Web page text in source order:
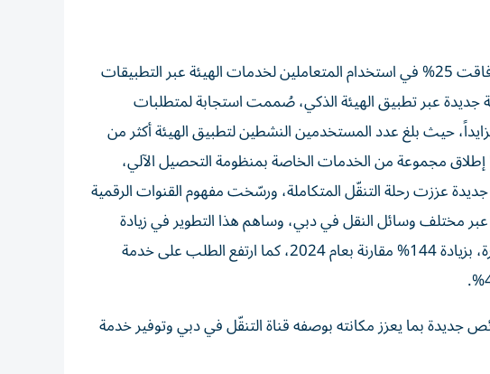
وفي إطار تطوير الخدمات عبر التطبيقات الذكية، حققت الهيئة نسبة فاقت 25% في استخدام المتعاملين لخدمات الهيئة عبر التطبيقات
زيادة 40% مقارنة بعام 2024، كما جرى إطلاق 18 خدمة جديدة عبر تطبيق الهيئة الذكي، صُممت استجابة لمتطلبات
حيث بلغ عدد المستخدمين النشطين لتطبيق الهيئة أكثر من
كما شهد تطبيق "سهيل" إطلاق مجموعة من الخدمات الخاصة بمنظومة التحصيل الآلي،
رحلة التنقّل المتكاملة، ورسّخت مفهوم القنوات الرقمية
مختلف وسائل النقل في دبي، وساهم هذا التطوير في زيادة
استخدام التطبيق، حيث ارتفع عدد الزيارات السنوية إلى 68 مليون زيارة، بزيادة 144% مقارنة بعام 2024، كما ارتفع الطلب على خدمة
بما يعزز مكانته بوصفه قناة التنقّل في دبي وتوفير خدمة